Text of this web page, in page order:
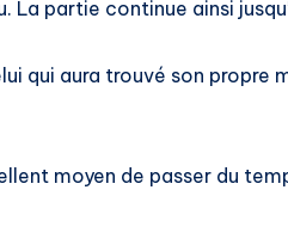
La partie continue ainsi
qui aura trouvé son
moyen de passer du